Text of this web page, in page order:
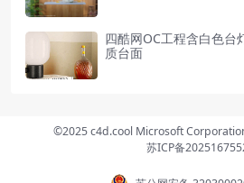
四酷网OC工程含白色台
质台面
©2025 c4d.cool Microsoft
苏ICP备